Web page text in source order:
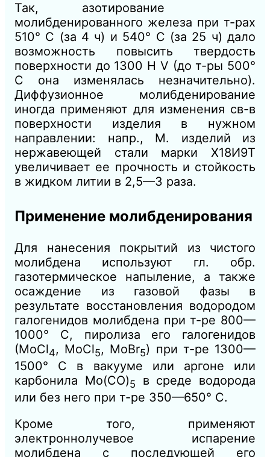
Так, азотирование
молибденированного железа при т-рах
510° С (за 4 ч) и 540° С (за 25 ч) дало
возможность повысить твердость
поверхности до 1300 Н V (до т-ры 500°
С она изменялась незначительно).
Диффузионное молибденирование
иногда применяют для изменения св-в
поверхности изделия в нужном
направлении: напр., М. изделий из
нержавеющей стали марки Х18И9Т
увеличивает ее прочность и стойкость
в жидком литии в 2,5—3 раза.
Применение молибденирования
Для нанесения покрытий из чистого
молибдена используют гл. обр.
газотермическое напыление, а также
осаждение из газовой фазы в
результате восстановления водородом
галогенидов молибдена при т-ре 800—
1000° С, пиролиза его галогенидов
(МоСl4, МоСl5, МоВr5) при т-ре 1300—
1500° С в вакууме или аргоне или
карбонила Мо(СО)5
в среде водорода
или без него при т-ре 350—650° С.
Кроме того, применяют
электроннолучевое испарение
молибдена с последующей его